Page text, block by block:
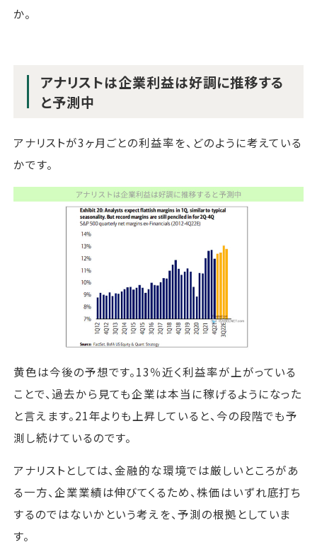
か。
アナリストは企業利益は好調に推移する
と予測中
アナリストが3ヶ月ごとの利益率を、どのように考えている
かです。
黄色は今後の予想です。13％近く利益率が上がっている
ことで、過去から見ても企業は本当に稼げるようになった
と言えます。21年よりも上昇していると、今の段階でも予
測し続けているのです。
アナリストとしては、金融的な環境では厳しいところがあ
る一方、企業業績は伸びてくるため、株価はいずれ底打ち
するのではないかという考えを、予測の根拠としていま
す。